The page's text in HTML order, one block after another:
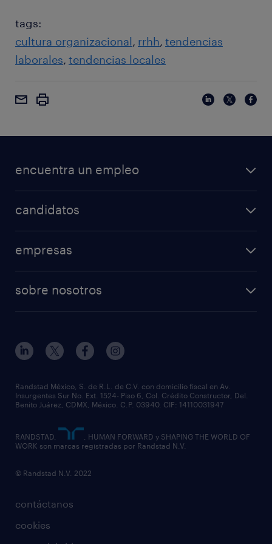
tags:
cultura organizacional rrhh tendencias
laborales tendencias locales
encuentra un empleo
candidatos
empresas
sobre nosotros
contáctanos
cookies
Randstad México, S. de R.L. de C.V. con domicilio fiscal en Av.
Insurgentes Sur No. Ext. 1524- Piso 6, Col. Crédito Constructor, Del.
Benito Juárez, CDMX, México. C.P. 03940. CIF: 14110031947
RANDSTAD,
, HUMAN FORWARD y SHAPING THE WORLD OF
WORK son marcas registradas por Randstad N.V.
© Randstad N.V. 2022